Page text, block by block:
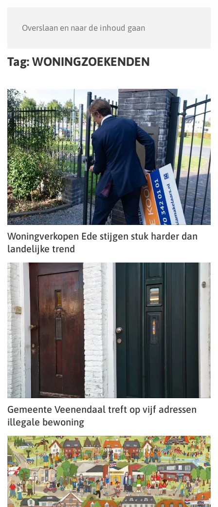
Overslaan en naar de inhoud gaan
Tag: WONINGZOEKENDEN
Woningverkopen Ede stijgen stuk harder dan
landelijke trend
Gemeente Veenendaal treft op vijf adressen
illegale bewoning